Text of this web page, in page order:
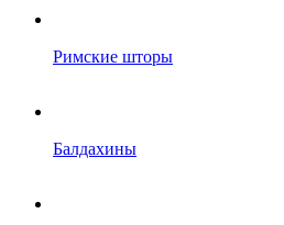
Римские шторы
Балдахины